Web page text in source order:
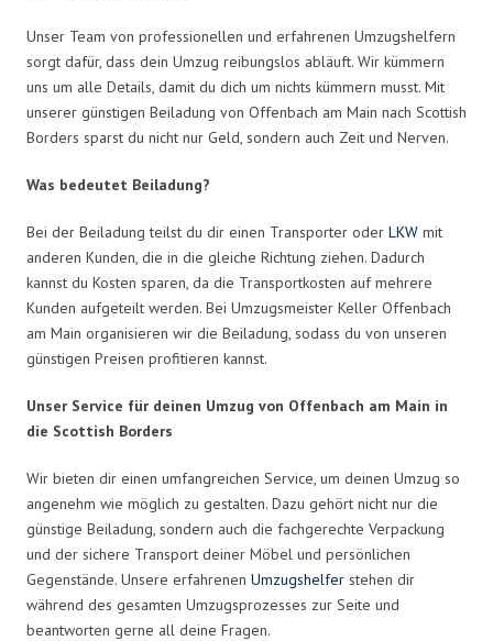
Unser Team von professionellen und erfahrenen Umzugshelfern
sorgt dafür, dass dein Umzug reibungslos abläuft. Wir kümmern
uns um alle Details, damit du dich um nichts kümmern musst. Mit
unserer günstigen Beiladung von Offenbach am Main nach Scottish
Borders sparst du nicht nur Geld, sondern auch Zeit und Nerven.
Was bedeutet Beiladung?
Bei der Beiladung teilst du dir einen Transporter oder LKW mit
anderen Kunden, die in die gleiche Richtung ziehen. Dadurch
kannst du Kosten sparen, da die Transportkosten auf mehrere
Kunden aufgeteilt werden. Bei Umzugsmeister Keller Offenbach
am Main organisieren wir die Beiladung, sodass du von unseren
günstigen Preisen profitieren kannst.
Unser Service für deinen Umzug von Offenbach am Main in
die Scottish Borders
Wir bieten dir einen umfangreichen Service, um deinen Umzug so
angenehm wie möglich zu gestalten. Dazu gehört nicht nur die
günstige Beiladung, sondern auch die fachgerechte Verpackung
und der sichere Transport deiner Möbel und persönlichen
Gegenstände. Unsere erfahrenen Umzugshelfer stehen dir
während des gesamten Umzugsprozesses zur Seite und
beantworten gerne all deine Fragen.